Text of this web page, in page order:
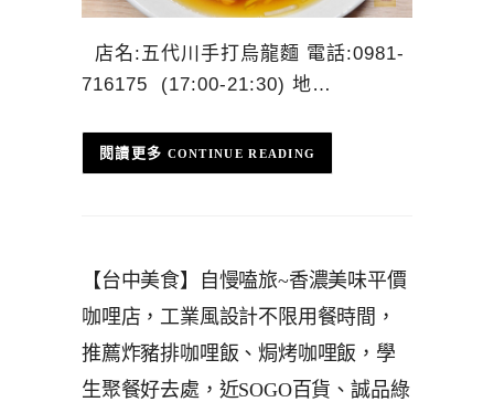
店名:五代川手打烏龍麵 電話:0981-
716175 (17:00-21:30) 地…
CONTINUE READING
【台中美食】自慢嗑旅~香濃美味平價
咖哩店，工業風設計不限用餐時間，
推薦炸豬排咖哩飯、焗烤咖哩飯，學
生聚餐好去處，近SOGO百貨、誠品綠